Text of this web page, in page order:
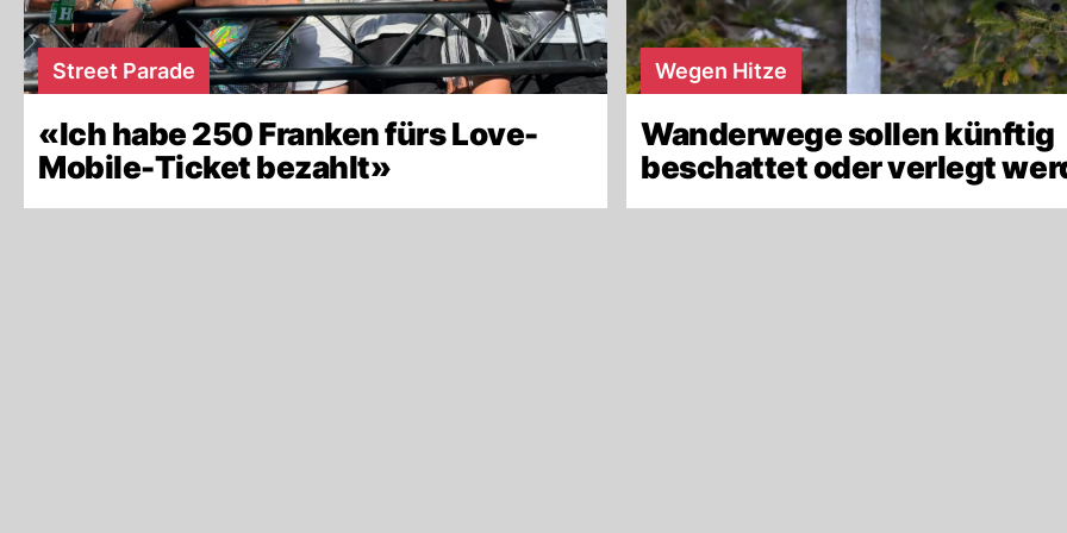
Street Parade
«Ich habe 250 Franken fürs Love-
Mobile-Ticket bezahlt»
Wegen Hitze
Wanderwege sollen künftig
beschattet oder verlegt